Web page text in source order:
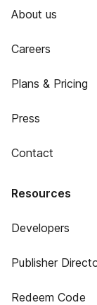
About us
Careers
Plans & Pricing
Press
Contact
Resources
Developers
Publisher
Redeem Code